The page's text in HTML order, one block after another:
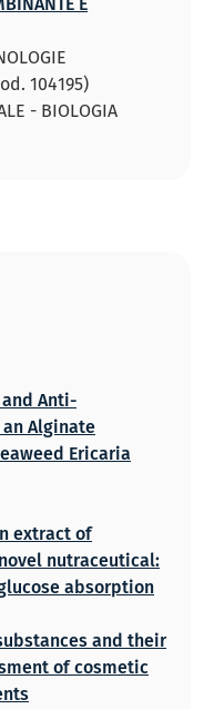
104195)
- BIOLOGIA
Anti-
Alginate
Ericaria
extract of
nutraceutical:
absorption
and their
of cosmetic